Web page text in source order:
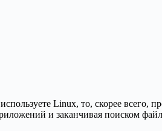
Linux, то, скорее всего,
и заканчивая поиском